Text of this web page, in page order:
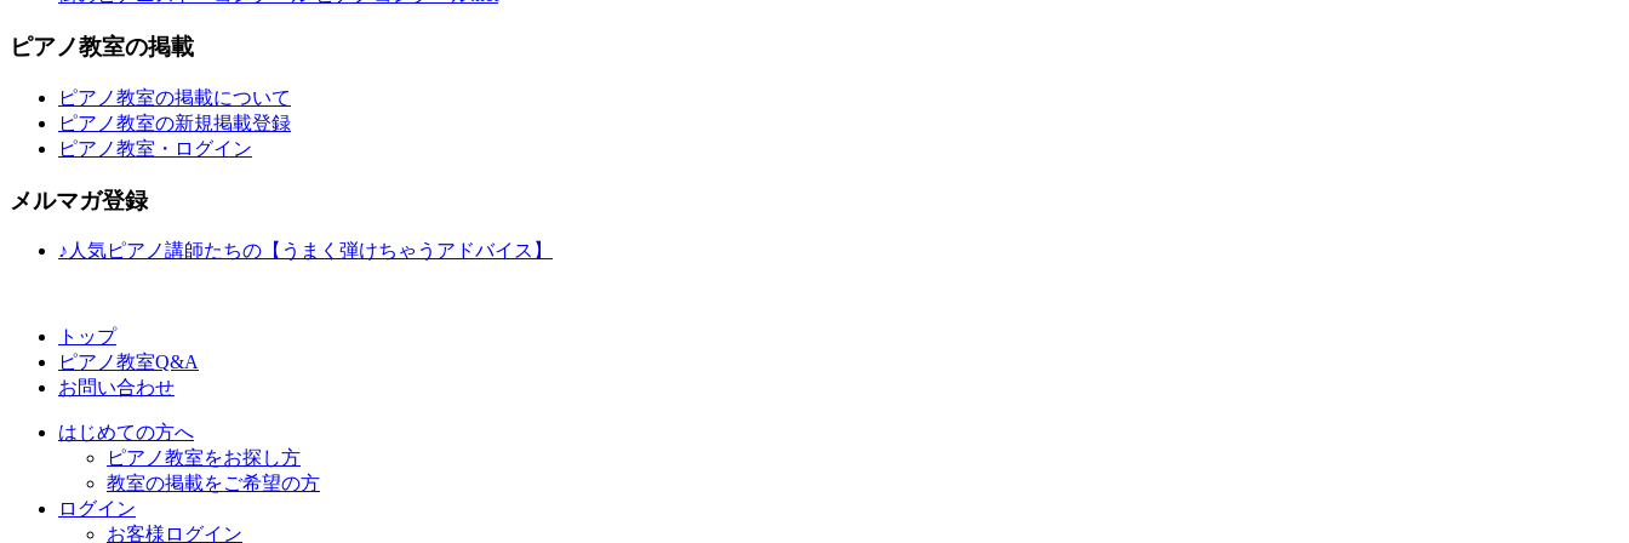
ピアノ教室の掲載
ピアノ教室の掲載について
ピアノ教室の新規掲載登録
ピアノ教室・ログイン
メルマガ登録
♪人気ピアノ講師たちの【うまく弾けちゃうアドバイス】
トップ
ピアノ教室Q&A
お問い合わせ
はじめての方へ
ピアノ教室をお探し方
教室の掲載をご希望の方
ログイン
お客様ログイン